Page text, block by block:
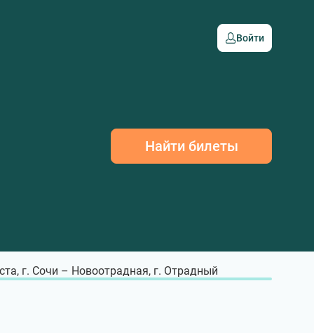
Войти
Найти билеты
г. Сочи – Новоотрадная, г. Отрадный